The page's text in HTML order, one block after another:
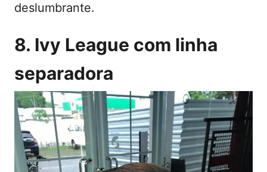
deslumbrante.
8. Ivy League com linha
separadora